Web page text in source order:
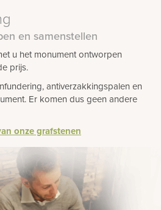
en samenstellen
u het monument ontworpen
prijs.
antiverzakkingspalen en
Er komen dus geen andere
onze grafstenen